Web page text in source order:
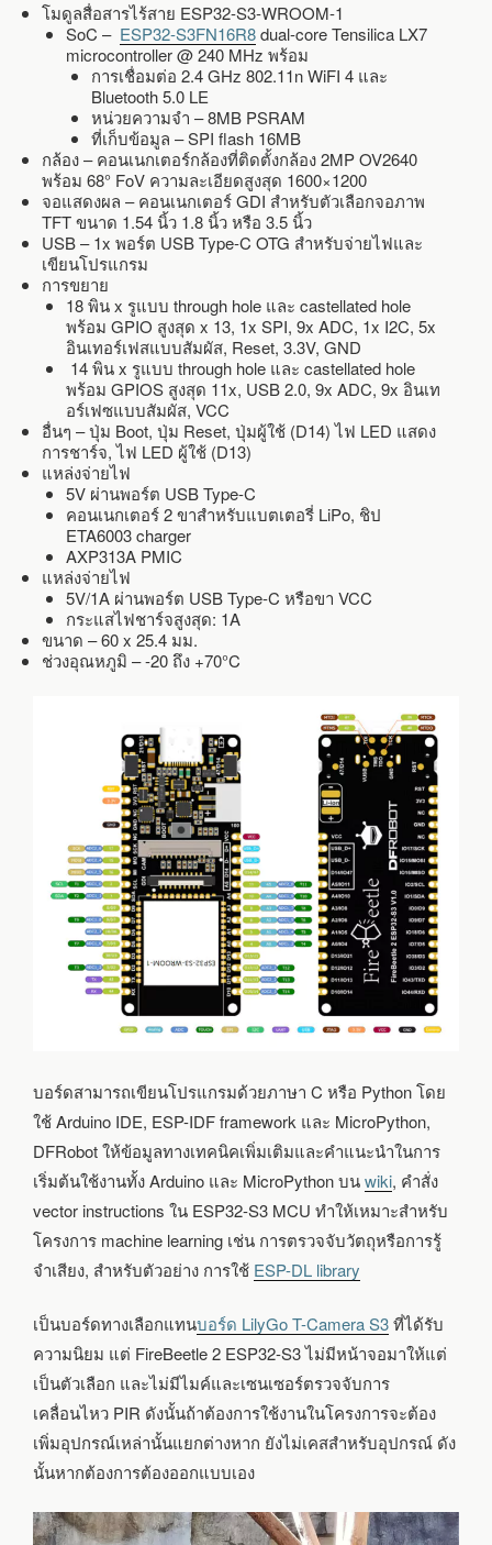
โมดูลสื่อสารไร้สาย ESP32-S3-WROOM-1
SoC – ESP32-S3FN16R8dual-core Tensilica LX7
microcontroller @ 240 MHz พร้อม
การเชื่อมต่อ 2.4 GHz 802.11n WiFI 4 และ
Bluetooth 5.0 LE
หน่วยความจำ – 8MB PSRAM
ที่เก็บข้อมูล – SPI flash 16MB
กล้อง – คอนเนกเตอร์กล้องที่ติดตั้งกล้อง 2MP OV2640
พร้อม 68° FoV ความละเอียดสูงสุด 1600×1200
จอแสดงผล – คอนเนกเตอร์ GDI สำหรับตัวเลือกจอภาพ
TFT ขนาด 1.54 นิ้ว 1.8 นิ้ว หรือ 3.5 นิ้ว
USB – 1x พอร์ต USB Type-C OTG สำหรับจ่ายไฟและ
เขียนโปรแกรม
การขยาย
18 พิน x รูแบบ through hole และ castellated hole
พร้อม GPIO สูงสุด x 13, 1x SPI, 9x ADC, 1x I2C, 5x
อินเทอร์เฟสแบบสัมผัส, Reset, 3.3V, GND
14 พิน x รูแบบ through hole และ castellated hole
พร้อม GPIOS สูงสุด 11x, USB 2.0, 9x ADC, 9x อินเท
อร์เฟซแบบสัมผัส, VCC
อื่นๆ – ปุ่ม Boot, ปุ่ม Reset, ปุ่มผู้ใช้ (D14) ไฟ LED แสดง
การชาร์จ, ไฟ LED ผู้ใช้ (D13)
แหล่งจ่ายไฟ
5V ผ่านพอร์ต USB Type-C
คอนเนกเตอร์ 2 ขาสำหรับแบตเตอรี่ LiPo, ชิป
ETA6003 charger
AXP313A PMIC
แหล่งจ่ายไฟ
5V/1A ผ่านพอร์ต USB Type-C หรือขา VCC
กระแสไฟชาร์จสูงสุด: 1A
ขนาด – 60 x 25.4 มม.
ช่วงอุณหภูมิ – -20 ถึง +70°C
บอร์ดสามารถเขียนโปรแกรมด้วยภาษา C หรือ Python โดย
ใช้ Arduino IDE, ESP-IDF framework และ MicroPython,
DFRobot ให้ข้อมูลทางเทคนิคเพิ่มเติมและคำแนะนำในการ
เริ่มต้นใช้งานทั้ง Arduino และ MicroPython บนwiki, คำสั่ง
vector instructions ใน ESP32-S3 MCU ทำให้เหมาะสำหรับ
โครงการ machine learning เช่น การตรวจจับวัตถุหรือการรู้
จำเสียง, สำหรับตัวอย่าง การใช้ ESP-DL library
เป็นบอร์ดทางเลือกแทนบอร์ด LilyGo T-Camera S3ที่ได้รับ
ความนิยม แต่ FireBeetle 2 ESP32-S3 ไม่มีหน้าจอมาให้แต่
เป็นตัวเลือก และไม่มีไมค์และเซนเซอร์ตรวจจับการ
เคลื่อนไหว PIR ดังนั้นถ้าต้องการใช้งานในโครงการจะต้อง
เพิ่มอุปกรณ์เหล่านั้นแยกต่างหาก ยังไม่เคสสำหรับอุปกรณ์ ดัง
นั้นหากต้องการต้องออกแบบเอง